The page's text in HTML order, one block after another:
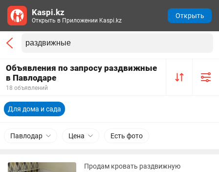
Объявления по запросу раздвижные
в Павлодаре
18 объявлений
Для дома и сада
Павлодар Цена Есть фото
Продам кровать раздвижную
Kaspi.kz
Открыть в Приложении Kaspi.kz
Открыть